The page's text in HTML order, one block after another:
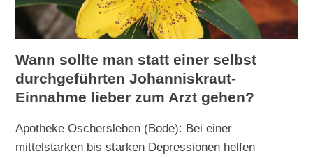
Wann sollte man statt einer selbst
durchgeführten Johanniskraut-
Einnahme lieber zum Arzt gehen?
Apotheke Oschersleben (Bode): Bei einer
mittelstarken bis starken Depressionen helfen